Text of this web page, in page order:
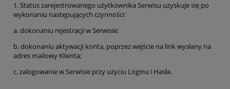
1. Status zarejestrowanego użytkownika Serwisu uzyskuje się po
wykonaniu następujących czynności:
a. dokonaniu rejestracji w Serwisie;
b. dokonaniu aktywacji konta, poprzez wejście na link wysłany na
adres mailowy Klienta;
c. zalogowanie w Serwisie przy użyciu Loginu i Hasła.